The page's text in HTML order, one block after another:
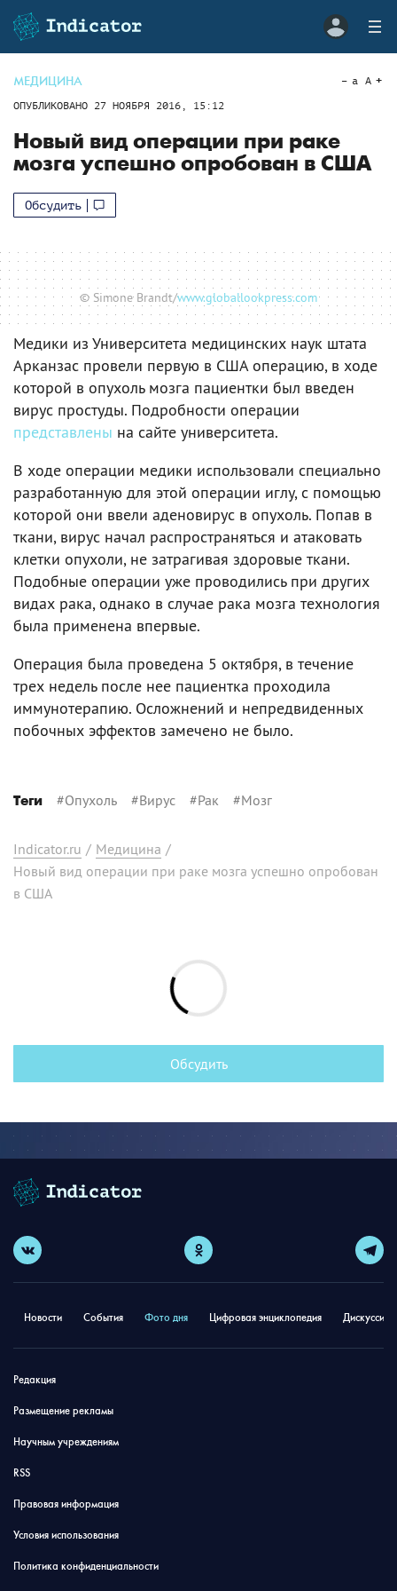
МЕДИЦИНА
ОПУБЛИКОВАНО 27 НОЯБРЯ 2016, 15:12
a A
Новый вид операции при раке
мозга успешно опробован в США
Обсудить
© Simone Brandt/www.globallookpress.com
Медики из Университета медицинских наук штата
Арканзас провели первую в США операцию, в ходе
которой в опухоль мозга пациентки был введен
вирус простуды. Подробности операции
представлены на сайте университета.
В ходе операции медики использовали специально
разработанную для этой операции иглу, с помощью
которой они ввели аденовирус в опухоль. Попав в
ткани, вирус начал распространяться и атаковать
клетки опухоли, не затрагивая здоровые ткани.
Подобные операции уже проводились при других
видах рака, однако в случае рака мозга технология
была применена впервые.
Операция была проведена 5 октября, в течение
трех недель после нее пациентка проходила
иммунотерапию. Осложнений и непредвиденных
побочных эффектов замечено не было.
Теги #Опухоль #Вирус #Рак #Мозг
Indicator.ru / Медицина /
Новый вид операции при раке мозга успешно опробован
в США
Обсудить
Новости События Фото дня Цифровая энциклопедия
Редакция
Размещение рекламы
Научным учреждениям
RSS
Правовая информация
Условия использования
Политика конфиденциальности